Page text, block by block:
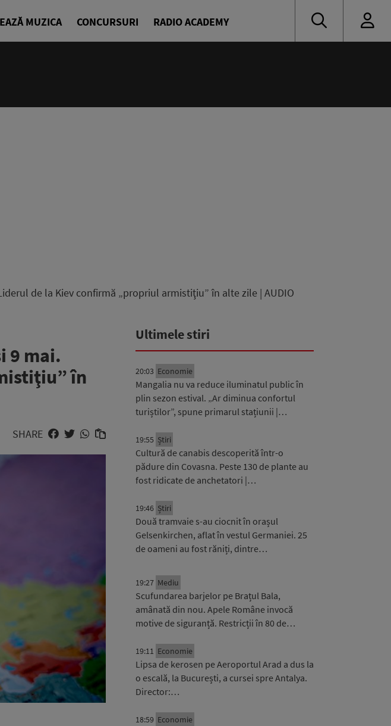
MUZICA CONCURSURI RADIO ACADEMY
de la Kiev confirmă „propriul armistiţiu” în alte zile | AUDIO
9 mai.
în
SHARE
Ultimele stiri
20:03 Economie
Mangalia nu va reduce iluminatul public în
plin sezon estival. „Ar diminua confortul
turiștilor”, spune primarul stațiunii |…
19:55 Știri
Cultură de canabis descoperită într-o
pădure din Covasna. Peste 130 de plante au
fost ridicate de anchetatori |…
19:46 Știri
Două tramvaie s-au ciocnit în orașul
Gelsenkirchen, aflat în vestul Germaniei. 25
de oameni au fost răniți, dintre…
19:27 Mediu
Scufundarea barjelor pe Brațul Bala,
amânată din nou. Apele Române invocă
motive de siguranță. Restricții în 80 de…
19:11 Economie
Lipsa de kerosen pe Aeroportul Arad a dus la
o escală, la București, a cursei spre Antalya.
Director:…
18:59 Economie